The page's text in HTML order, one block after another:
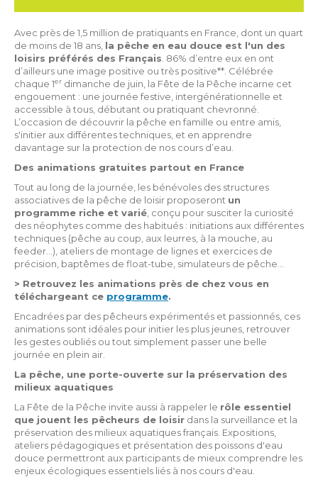
Avec près de 1,5 million de pratiquants en France, dont un quart
de moins de 18 ans, la pêche en eau douce est l'un des
loisirs préférés des Français . 86% d’entre eux en ont
d’ailleurs une image positive ou très positive**. Célébrée
chaque 1er dimanche de juin, la Fête de la Pêche incarne cet
engouement : une journée festive, intergénérationnelle et
accessible à tous, débutant ou pratiquant chevronné.
L’occasion de découvrir la pêche en famille ou entre amis,
s'initier aux différentes techniques, et en apprendre
davantage sur la protection de nos cours d’eau.
Des animations gratuites partout en France
Tout au long de la journée, les bénévoles des structures
associatives de la pêche de loisir proposeront un
programme riche et varié , conçu pour susciter la curiosité
des néophytes comme des habitués : initiations aux différentes
techniques (pêche au coup, aux leurres, à la mouche, au
feeder…), ateliers de montage de lignes et exercices de
précision, baptêmes de float-tube, simulateurs de pêche…
> Retrouvez les animations près de chez vous en
téléchargeant ce programme.
Encadrées par des pêcheurs expérimentés et passionnés, ces
animations sont idéales pour initier les plus jeunes, retrouver
les gestes oubliés ou tout simplement passer une belle
journée en plein air.
La pêche, une porte-ouverte sur la préservation des
milieux aquatiques
La Fête de la Pêche invite aussi à rappeler le rôle essentiel
que jouent les pêcheurs de loisir dans la surveillance et la
préservation des milieux aquatiques français. Expositions,
ateliers pédagogiques et présentation des poissons d'eau
douce permettront aux participants de mieux comprendre les
enjeux écologiques essentiels liés à nos cours d'eau.